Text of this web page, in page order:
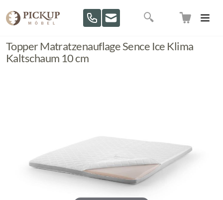
Suche
Topper Matratzenauflage Sence Ice Klima
Kaltschaum 10 cm